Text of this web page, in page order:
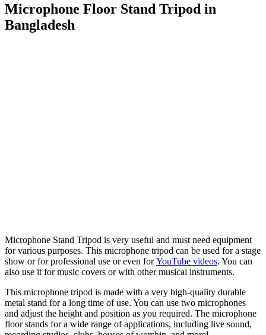
Microphone Floor Stand Tripod in
Bangladesh
Microphone Stand Tripod is very useful and must need equipment
for various purposes. This microphone tripod can be used for a stage
show or for professional use or even forYouTube videos. You can
also use it for music covers or with other musical instruments.
This microphone tripod is made with a very high-quality durable
metal stand for a long time of use. You can use two microphones
and adjust the height and position as you required. The microphone
floor stands for a wide range of applications, including live sound,